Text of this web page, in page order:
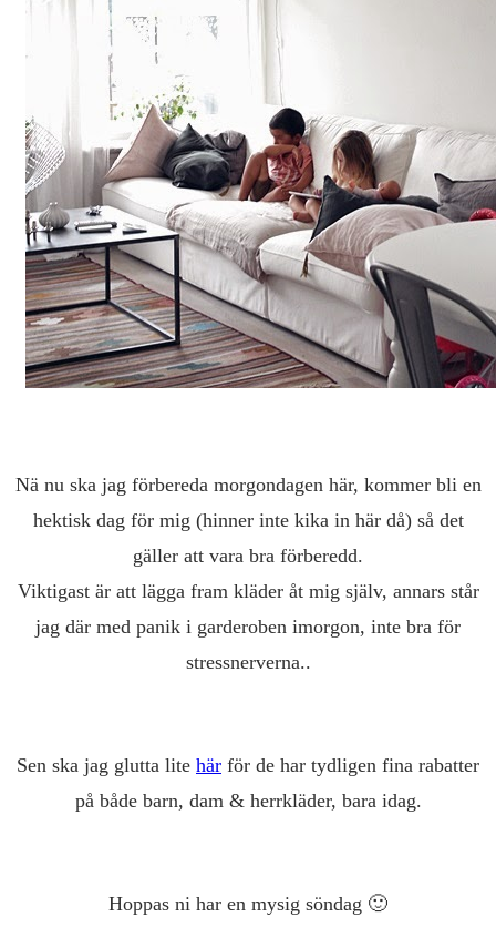
Nä nu ska jag förbereda morgondagen här, kommer bli en
hektisk dag för mig (hinner inte kika in här då) så det
gäller att vara bra förberedd.
Viktigast är att lägga fram kläder åt mig själv, annars står
jag där med panik i garderoben imorgon, inte bra för
stressnerverna..
Sen ska jag glutta lite här för de har tydligen fina rabatter
på både barn, dam & herrkläder, bara idag.
Hoppas ni har en mysig söndag 🙂